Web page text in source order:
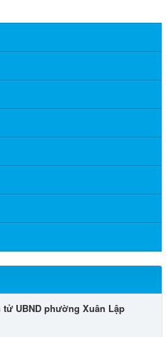
UBND phường Xuân Lập